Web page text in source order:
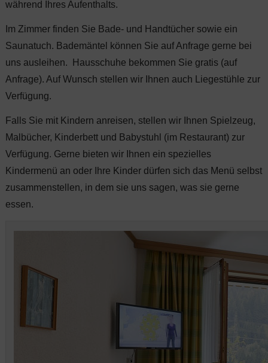
während Ihres Aufenthalts.
Im Zimmer finden Sie Bade- und Handtücher sowie ein
Saunatuch. Bademäntel können Sie auf Anfrage gerne bei
uns ausleihen. Hausschuhe bekommen Sie gratis (auf
Anfrage). Auf Wunsch stellen wir Ihnen auch Liegestühle zur
Verfügung.
Falls Sie mit Kindern anreisen, stellen wir Ihnen Spielzeug,
Malbücher, Kinderbett und Babystuhl (im Restaurant) zur
Verfügung. Gerne bieten wir Ihnen ein spezielles
Kindermenü an oder Ihre Kinder dürfen sich das Menü selbst
zusammenstellen, in dem sie uns sagen, was sie gerne
essen.